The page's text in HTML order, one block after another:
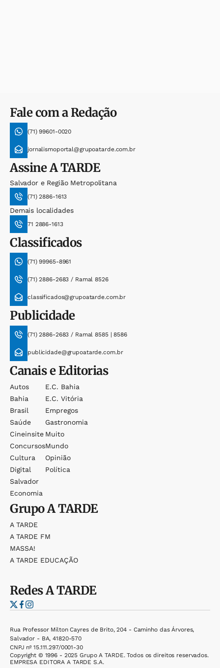
Fale com a Redação
(71) 99601-0020
jornalismoportal@grupoatarde.com.br
AssineA TARDE
Salvador e Região Metropolitana
(71) 2886-1613
Demais localidades
71 2886-1613
Classificados
(71) 99965-8961
(71) 2886-2683 / Ramal 8526
classificados@grupoatarde.com.br
Publicidade
(71) 2886-2683 / Ramal 8585 | 8586
publicidade@grupoatarde.com.br
Canais e Editorias
Autos
Bahia
Brasil
Saúde
Cineinsite
Concursos
Cultura
Digital
Salvador
Economia
E.c. Bahia
E.c. Vitória
Empregos
Gastronomia
Muito
Mundo
Opinião
Política
GrupoA TARDE
A TARDE
A TARDE FM
MASSA!
A TARDE EDUCAÇÃO
RedesA TARDE
Rua Professor Milton Cayres de Brito, 204 - Caminho das Árvores,
Salvador - BA, 41820-570
CNPJ nº 15.111.297/0001-30
Copyright © 1996 - 2025 Grupo A TARDE. Todos os direitos reservados.
EMPRESA EDITORA A TARDE S.A.